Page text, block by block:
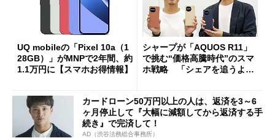
UQ mobileの「Pixel 10a（1
28GB）」がMNPで2年間、約
1.1万円に【スマホお得情報】
シャープが「AQUOS R11」
で挑む“価格高騰時代”のスマ
ホ戦略 「シェアを追うより
カードローン50万円以上の人は、返済を3～6
ヶ月停止して『大幅に減額してから返済する手
続き』で完済して！
AD（渋谷法務総合事務所）